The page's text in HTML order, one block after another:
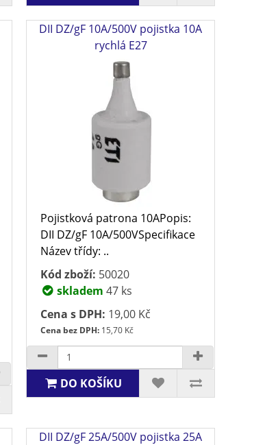
DII DZ/gF 10A/500V pojistka 10A
rychlá E27
Pojistková patrona 10APopis:
DII DZ/gF 10A/500VSpecifikace
Název třídy: ..
Kód zboží: 50020
skladem 47 ks
Cena s DPH: 19,00 Kč
Cena bez DPH: 15,70 Kč
DO KOŠÍKU
DII DZ/gF 25A/500V pojistka 25A